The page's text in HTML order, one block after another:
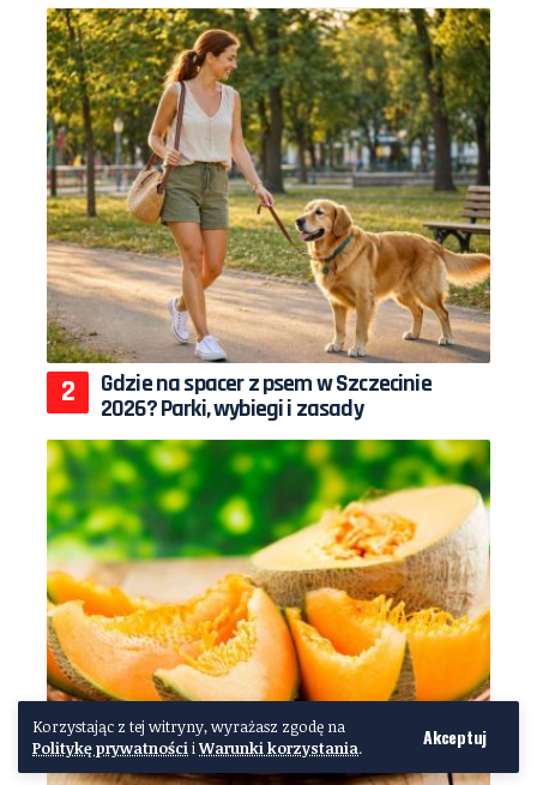
Korzystając z tej witryny, wyrażasz zgodę na
Politykę prywatnościiWarunki korzystania. Akceptuj
Gdzie na spacer z psem w Szczecinie
2026? Parki, wybiegi i zasady